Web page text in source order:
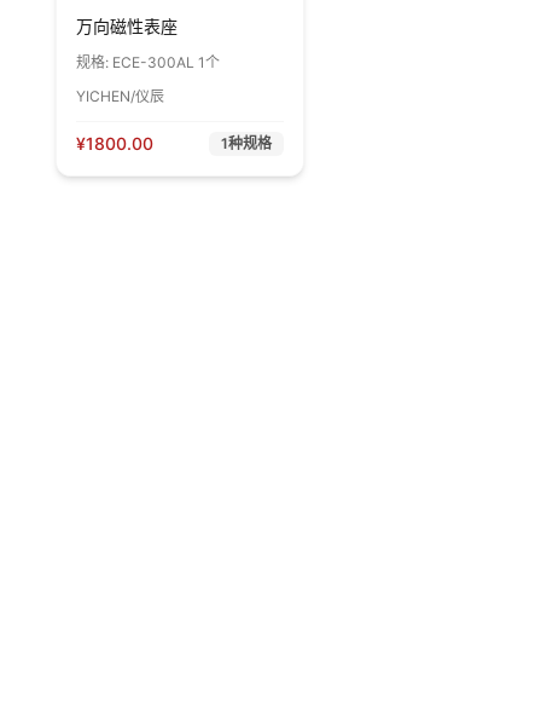
万向磁性表座
规格: ECE-300AL 1个
YICHEN/仪辰
¥1800.00 1种规格